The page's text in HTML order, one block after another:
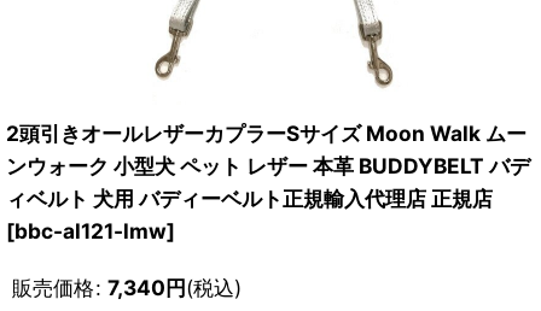
2頭引きオールレザーカプラーSサイズ Moon Walk ムー
ンウォーク 小型犬 ペット レザー 本革 BUDDYBELT バデ
ィベルト 犬用 バディーベルト正規輸入代理店 正規店
[bbc-al121-lmw]
販売価格: 7,340円(税込)